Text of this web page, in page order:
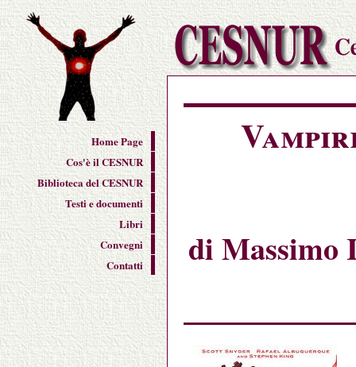
di Massimo
Home Page
Cos'è il CESNUR
Biblioteca del CESNUR
Testi e documenti
Libri
Convegni
Contatti